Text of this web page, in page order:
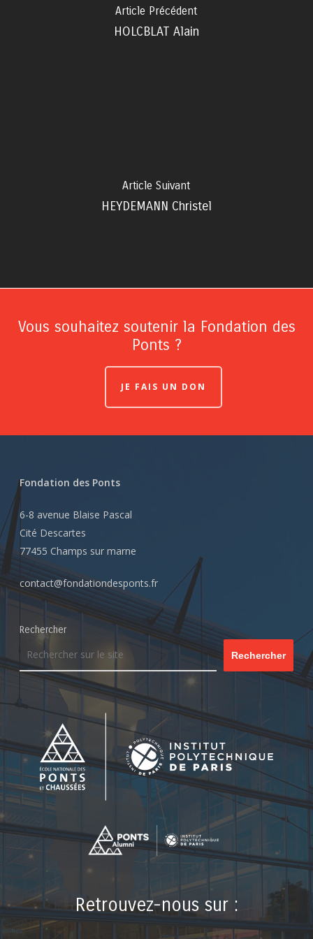
Article Précédent
HOLCBLAT Alain
Article Suivant
HEYDEMANN Christel
Vous souhaitez soutenir la Fondation des
Ponts ?
JE FAIS UN DON
Fondation des Ponts
6-8 avenue Blaise Pascal
Cité Descartes
77455 Champs sur marne
contact@fondationdesponts.fr
Rechercher
Rechercher
Retrouvez-nous sur :